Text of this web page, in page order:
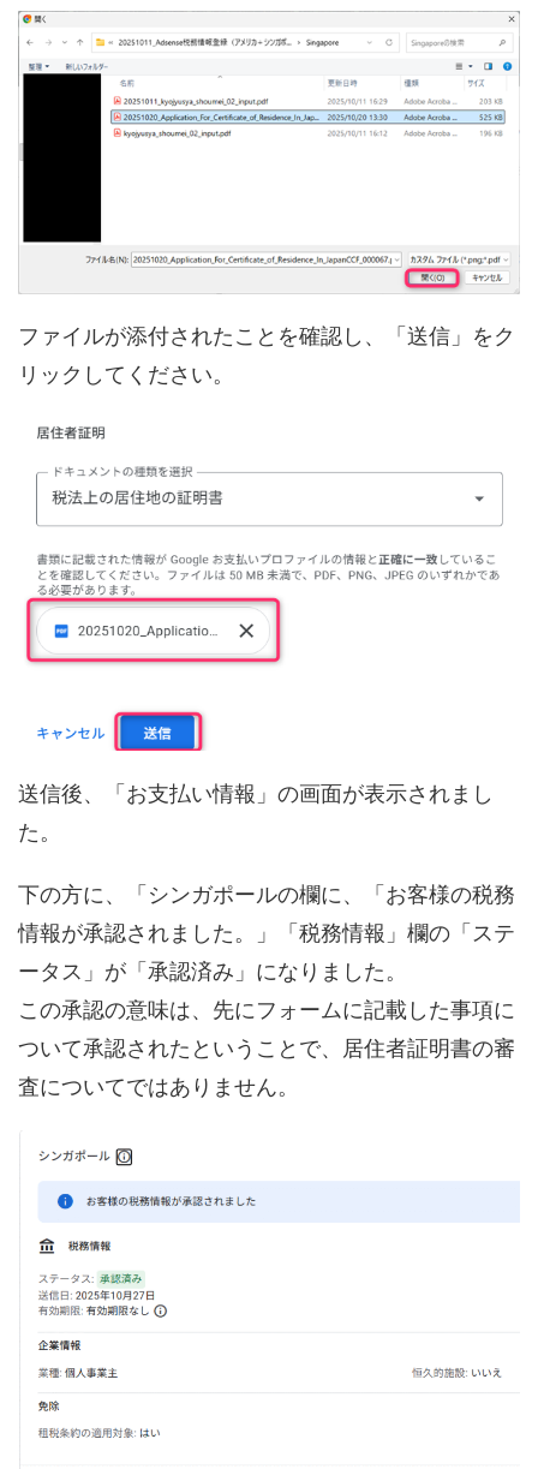
ファイルが添付されたことを確認し、「送信」をク
リックしてください。
送信後、「お支払い情報」の画面が表示されまし
た。
下の方に、「シンガポールの欄に、「お客様の税務
情報が承認されました。」「税務情報」欄の「ステ
ータス」が「承認済み」になりました。
この承認の意味は、先にフォームに記載した事項に
ついて承認されたということで、居住者証明書の審
査についてではありません。